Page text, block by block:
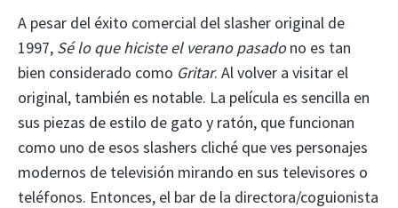
A pesar del éxito comercial del slasher original de
1997, Sé lo que hiciste el verano pasadono es tan
bien considerado como Gritar. Al volver a visitar el
original, también es notable. La película es sencilla en
sus piezas de estilo de gato y ratón, que funcionan
como uno de esos slashers cliché que ves personajes
modernos de televisión mirando en sus televisores o
teléfonos. Entonces, el bar de la directora/coguionista